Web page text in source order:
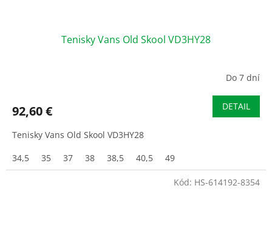
Tenisky Vans Old Skool VD3HY28
Do 7 dní
92,60 € DETAIL
Tenisky Vans Old Skool VD3HY28
34,5
35 37 38 38,5 40,5 49
Kód: HS-614192-8354